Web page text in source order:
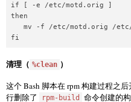
if [ -e /etc/motd.orig ]
then
mv -f /etc/motd.orig /
fi
清理（ %clean ）
这个 Bash 脚本在 rpm 构建过程之
行删除了
rpm-build
命令创建的